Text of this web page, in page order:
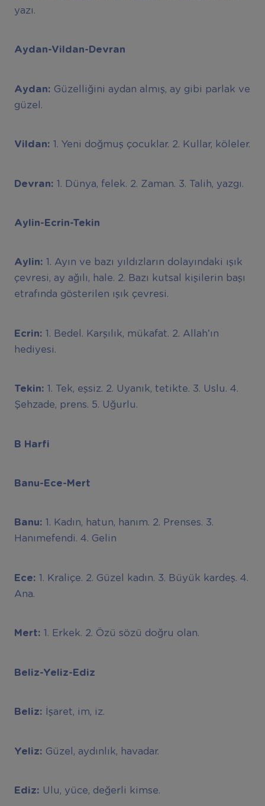
yazı.
Aydan-Vildan-Devran
Aydan: Güzelliğini aydan almış, ay gibi parlak ve
güzel.
Vildan: 1. Yeni doğmuş çocuklar. 2. Kullar, köleler.
Devran: 1. Dünya, felek. 2. Zaman. 3. Talih, yazgı.
Aylin-Ecrin-Tekin
Aylin: 1. Ayın ve bazı yıldızların dolayındaki ışık
çevresi, ay ağılı, hale. 2. Bazı kutsal kişilerin başı
etrafında gösterilen ışık çevresi.
Ecrin: 1. Bedel. Karşılık, mükafat. 2. Allah’ın
hediyesi.
Tekin: 1. Tek, eşsiz. 2. Uyanık, tetikte. 3. Uslu. 4.
Şehzade, prens. 5. Uğurlu.
B Harfi
Banu-Ece-Mert
Banu: 1. Kadın, hatun, hanım. 2. Prenses. 3.
Hanımefendi. 4. Gelin
Ece: 1. Kraliçe. 2. Güzel kadın. 3. Büyük kardeş. 4.
Ana.
Mert: 1. Erkek. 2. Özü sözü doğru olan.
Beliz-Yeliz-Ediz
Beliz: İşaret, im, iz.
Yeliz: Güzel, aydınlık, havadar.
Ediz: Ulu, yüce, değerli kimse.